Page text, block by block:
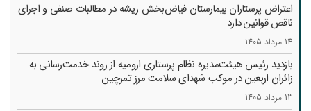
اعتراض پرستاران بیمارستان فیاض‌بخش ریشه در مطالبات صنفی و اجرای
ناقص قوانین دارد
14 مرداد 1405
بازدید رئیس هیئت‌مدیره نظام پرستاری ارومیه از روند خدمت‌رسانی به
زائران اربعین در موکب شهدای سلامت مرز تمرچین
13 مرداد 1405